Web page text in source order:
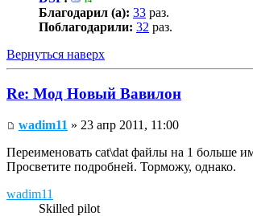
Благодарил (а): 33 раз.
Поблагодарили: 32 раз.
Вернуться наверх
Re: Мод Новый Вавилон
wadim11 » 23 апр 2011, 11:00
Переименовать cat\dat файлы на 1 больше
Просветите подробней. Торможу, однако.
wadim11
Skilled pilot